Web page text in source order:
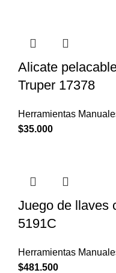
Alicate
Truper 17378
Herramientas
$35.000
Juego de llaves
5191C
Herramientas
$481.500